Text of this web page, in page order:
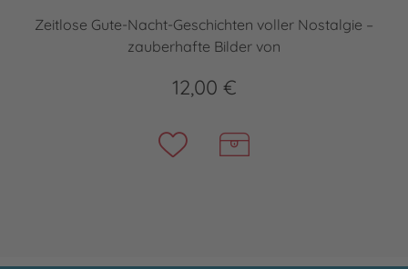
Zeitlose Gute-Nacht-Geschichten voller Nostalgie –
zauberhafte Bilder von
12,00 €